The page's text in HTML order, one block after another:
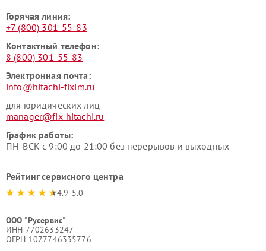
Горячая линия:
+7 (800) 301-55-83
Контактный телефон:
8 (800) 301-55-83
Электронная почта:
info@hitachi-fixim.ru
для юридических лиц
manager@fix-hitachi.ru
График работы:
ПН-ВСК с 9:00 до 21:00 без перерывов и выходных
Рейтинг сервисного центра
4.9-5.0
ООО "Русервис"
ИНН 7702633247
ОГРН 1077746335776